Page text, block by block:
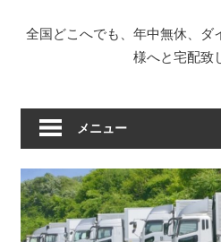
ECONOMIC
全国どこへでも、年中無休、ダ
様へと宅配致
メニュー